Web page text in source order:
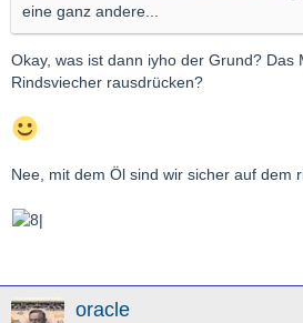
eine ganz andere...
Okay, was ist dann iyho der Grund? Das
Rindsviecher rausdrücken?
Nee, mit dem Öl sind wir sicher auf dem
oracle